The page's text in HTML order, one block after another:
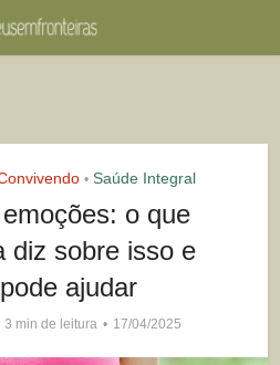
• Saúde Integral
o que
diz sobre isso e
ajudar
3 min de leitura 17/04/2025